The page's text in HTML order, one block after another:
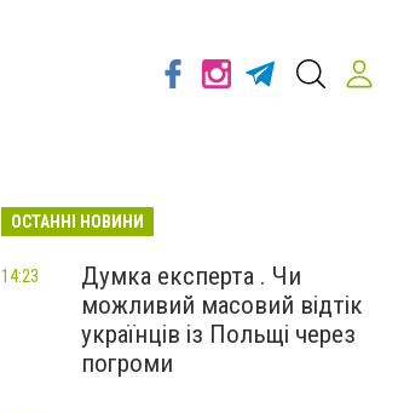
ОСТАННІ НОВИНИ
Думка експерта . Чи
можливий масовий відтік
українців із Польщі через
погроми
14:23